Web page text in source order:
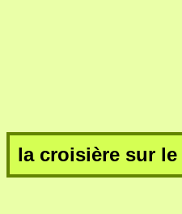
la croisière sur le